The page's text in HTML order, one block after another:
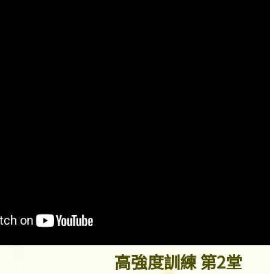
高強度訓練 第2堂